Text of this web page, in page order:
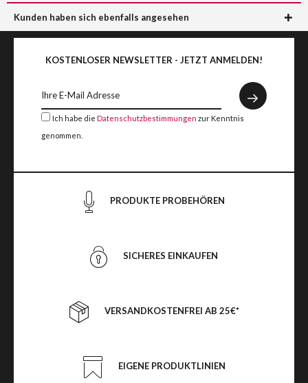
Kunden haben sich ebenfalls angesehen
KOSTENLOSER NEWSLETTER - JETZT ANMELDEN!
Ich habe die Datenschutzbestimmungen zur Kenntnis
genommen.
PRODUKTE PROBEHÖREN
SICHERES EINKAUFEN
VERSANDKOSTENFREI AB 25€*
EIGENE PRODUKTLINIEN